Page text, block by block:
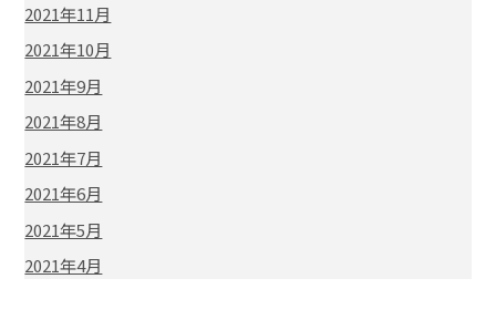
2021年11月
2021年10月
2021年9月
2021年8月
2021年7月
2021年6月
2021年5月
2021年4月